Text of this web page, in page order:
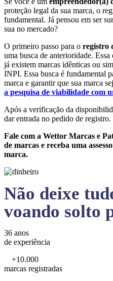
proteção legal da sua marca, o
fundamental. Já pensou em ser
sua no mercado?
O primeiro passo para o registro
uma busca de anterioridade.
já existem marcas idênticas ou
INPI. Essa busca é fundamental
marca e garantir que sua marca
a pesquisa de viabilidade com
Após a verificação da
dar entrada no pedido de registro.
Fale com a Wettor Marcas e
de marcas e receba uma
marca.
Não deixe
voando solto
36 anos
de experiência
+10.000
marcas registradas